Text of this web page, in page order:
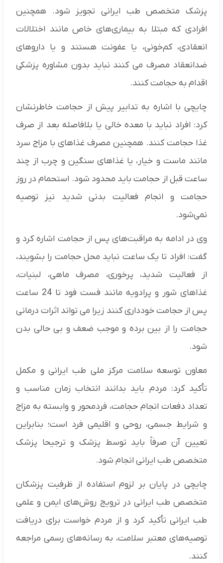
پزشک متخصص طب ایرانی تجویز شود. همچنین
افرادی که مبتلا به بیماری‌های خاص مانند اختلالات
انعقادی، کم‌خونی، یا عفونت‌ هستند و یا داروهای
ضدانعقاد مصرف می کنند نباید بدون مشاوره پزشکی
اقدام به حجامت کنند.
چایچی با اشاره به تدابیر پیش از حجامت خاطرنشان
کرد: افراد نباید با معده خالی یا بلافاصله بعد از صرف
غذا حجامت کنند. همچنین مصرف غذاهای با مزاج سرد
مانند ماست و خیار، یا غذاهای سنگین و چرب از چند
ساعت قبل از حجامت باید محدود شود. استحمام در روز
حجامت و انجام فعالیت بدنی شدید نیز توصیه
نمی‌شود.
وی در ادامه به مراقبت‌های پس از حجامت اشاره کرد و
گفت: افراد تا یک ساعت نباید محل حجامت را بشویند،
از فعالیت شدید، پرخوری، مصرف ماهی، لبنیات،
غذاهای شور و پرادویه مانند فست فود تا 24 ساعت
پس از حجامت خودداری کنند زیرا می تواند اثرات درمانی
حجامت را از بین برده و موجب ضعف و بی حالی بدن
شود.
معاون توسعه سلامت مرکز ملی طب ایرانی و مکمل
تأکید کرد: مردم باید بدانند انتخاب زمان مناسب و
تعداد دفعات انجام حجامت، فردمحور و وابسته به مزاج
و شرایط جسمی، روحی و اقلیمی فرد است؛ بنابراین
تعیین آن صرفاً باید توسط پزشک و ترجیحا پزشک
متخصص طب ایرانی انجام شود.
چایچی در پایان بر لزوم استفاده از ظرفیت پزشکان
متخصص طب ایرانی در ترویج روش‌های ایمن و علمی
طب ایرانی تأکید کرد و از مردم خواست برای دریافت
توصیه‌های معتبر سلامت، به رسانه‌های رسمی مراجعه
کنند.